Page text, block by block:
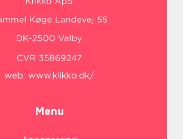
web: www.klikko.dk/
Menu